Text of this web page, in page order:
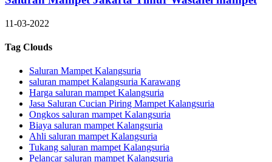
11-03-2022
Tag Clouds
Saluran Mampet Kalangsuria
saluran mampet Kalangsuria Karawang
Harga saluran mampet Kalangsuria
Jasa Saluran Cucian Piring Mampet Kalangsuria
Ongkos saluran mampet Kalangsuria
Biaya saluran mampet Kalangsuria
Ahli saluran mampet Kalangsuria
Tukang saluran mampet Kalangsuria
Pelancar saluran mampet Kalangsuria